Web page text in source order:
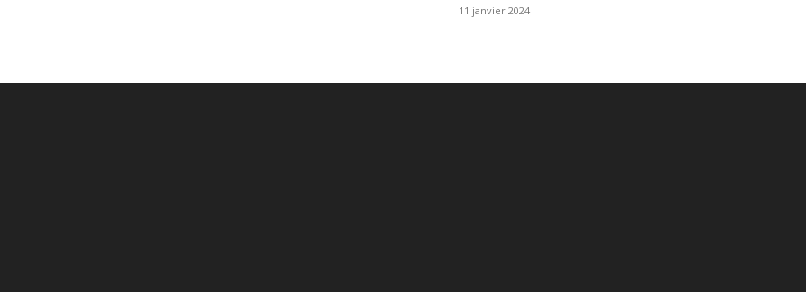
11 janvier 2024